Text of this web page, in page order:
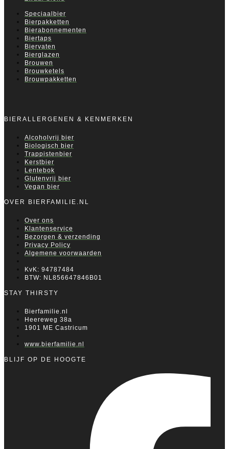
Speciaalbier
Bierpakketten
Bierabonnementen
Biertaps
Biervaten
Bierglazen
Brouwen
Brouwketels
Brouwpakketten
BIERALLERGENEN & KENMERKEN
Alcoholvrij bier
Biologisch bier
Trappistenbier
Kerstbier
Lentebok
Glutenvrij bier
Vegan bier
OVER BIERFAMILIE.NL
Over ons
Klantenservice
Bezorgen & verzending
Privacy Policy
Algemene voorwaarden
KvK: 94787484
BTW: NL856647846B01
STAY THIRSTY
Bierfamilie.nl
Heereweg 38a
1901 ME Castricum
www.bierfamilie.nl
BLIJF OP DE HOOGTE